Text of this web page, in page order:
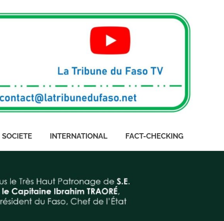
SOCIETE INTERNATIONAL FACT-CHECKING